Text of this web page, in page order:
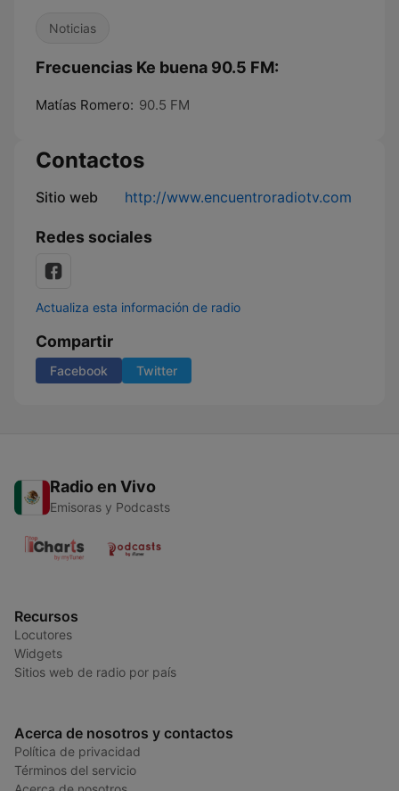
Noticias
Frecuencias Ke buena 90.5 FM:
Matías Romero: 90.5 FM
Contactos
Sitio web http://www.encuentroradiotv.com
Redes sociales
Actualiza esta información de radio
Compartir
Facebook Twitter
Radio en Vivo
Emisoras y Podcasts
Recursos
Locutores
Widgets
Sitios web de radio por país
Acerca de nosotros y contactos
Política de privacidad
Términos del servicio